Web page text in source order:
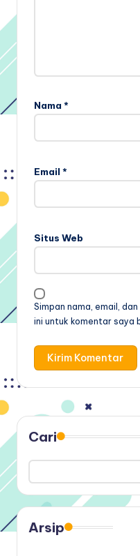
Nama *
Email *
Situs Web
Simpan nama, email,
ini untuk komentar saya
Cari
Arsip